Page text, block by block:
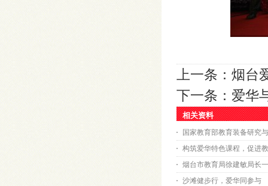
上一条： 烟台
下一条： 爱华
相关资料
国家教育部教育装备研究
构筑爱华特色课程，促进
烟台市教育局徐建敏局长
沙滩健步行，爱华同参与